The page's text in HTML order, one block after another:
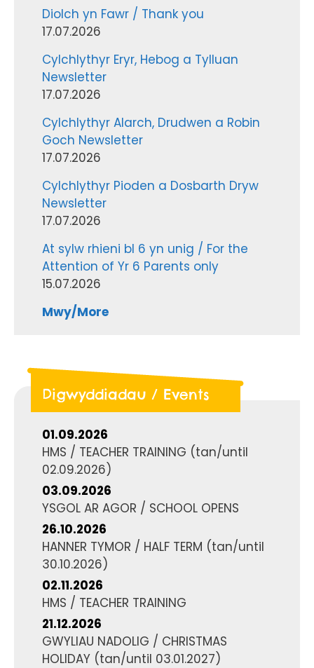
Diolch yn Fawr / Thank you
17.07.2026
Cylchlythyr Eryr, Hebog a Tylluan
Newsletter
17.07.2026
Cylchlythyr Alarch, Drudwen a Robin
Goch Newsletter
17.07.2026
Cylchlythyr Pioden a Dosbarth Dryw
Newsletter
17.07.2026
At sylw rhieni bl 6 yn unig / For the
Attention of Yr 6 Parents only
15.07.2026
Mwy/More
Digwyddiadau / Events
01.09.2026
HMS / TEACHER TRAINING (tan/until
02.09.2026)
03.09.2026
YSGOL AR AGOR / SCHOOL OPENS
26.10.2026
HANNER TYMOR / HALF TERM (tan/until
30.10.2026)
02.11.2026
HMS / TEACHER TRAINING
21.12.2026
GWYLIAU NADOLIG / CHRISTMAS
HOLIDAY (tan/until 03.01.2027)